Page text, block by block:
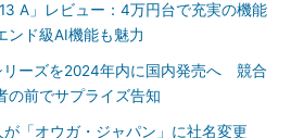
A」レビュー：4万円台で充実の機能
ド級AI機能も魅力
リーズを2024年内に国内発売へ 競合
の前でサプライズ告知
が「オウガ・ジャパン」に社名変更